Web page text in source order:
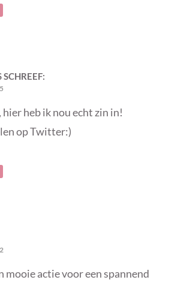
SCHREEF:
hier heb ik nou echt zin in!
op Twitter:)
mooie actie voor een spannend